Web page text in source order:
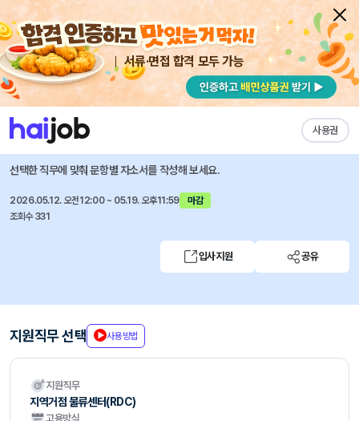
서류·면접 합격 모두 가능
사용권
채용공고 자소서 자유항목 자소서 내 작성목록
BGF로지스 즐겨찾기
26년 2분기 채용연계형 인턴 수시채용
선택한 직무에 맞춰 문항별 자소서를 작성해 보세요.
2026.05.12. 오전12:00 ~ 05.19. 오후11:59
마감
조회수 331
입사지원 공유
지원직무 선택 사용방법
지원직무
지역거점 물류센터(RDC)
고용방식